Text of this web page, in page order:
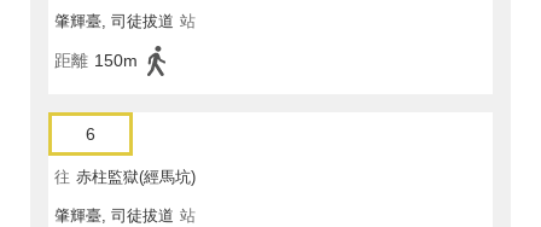
肇輝臺, 司徒拔道 站
距離 150m
6
往 赤柱監獄(經馬坑)
肇輝臺, 司徒拔道 站